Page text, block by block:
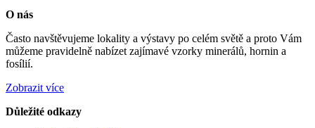
O nás
Často navštěvujeme lokality a výstavy po celém světě a proto Vám
můžeme pravidelně nabízet zajímavé vzorky minerálů, hornin a
fosílií.
Zobrazit více
Důležité odkazy